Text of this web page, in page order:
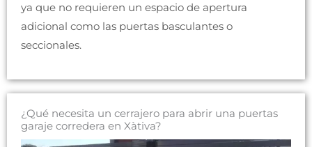
ya que no requieren un espacio de apertura
adicional como las puertas basculantes o
seccionales.
¿Qué necesita un cerrajero para abrir una puertas
garaje corredera en Xàtiva?